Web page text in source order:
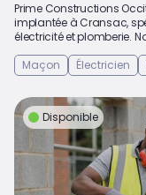
Prime Constructions
implantée à Cransac,
électricité et plomberie.
Maçon
Électricien
Disponible